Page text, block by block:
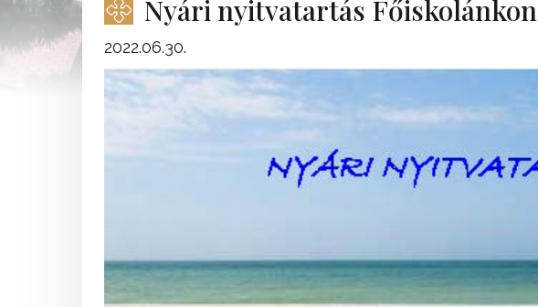
Nyári nyitvatartás Főiskolánkon
2022.06.30.